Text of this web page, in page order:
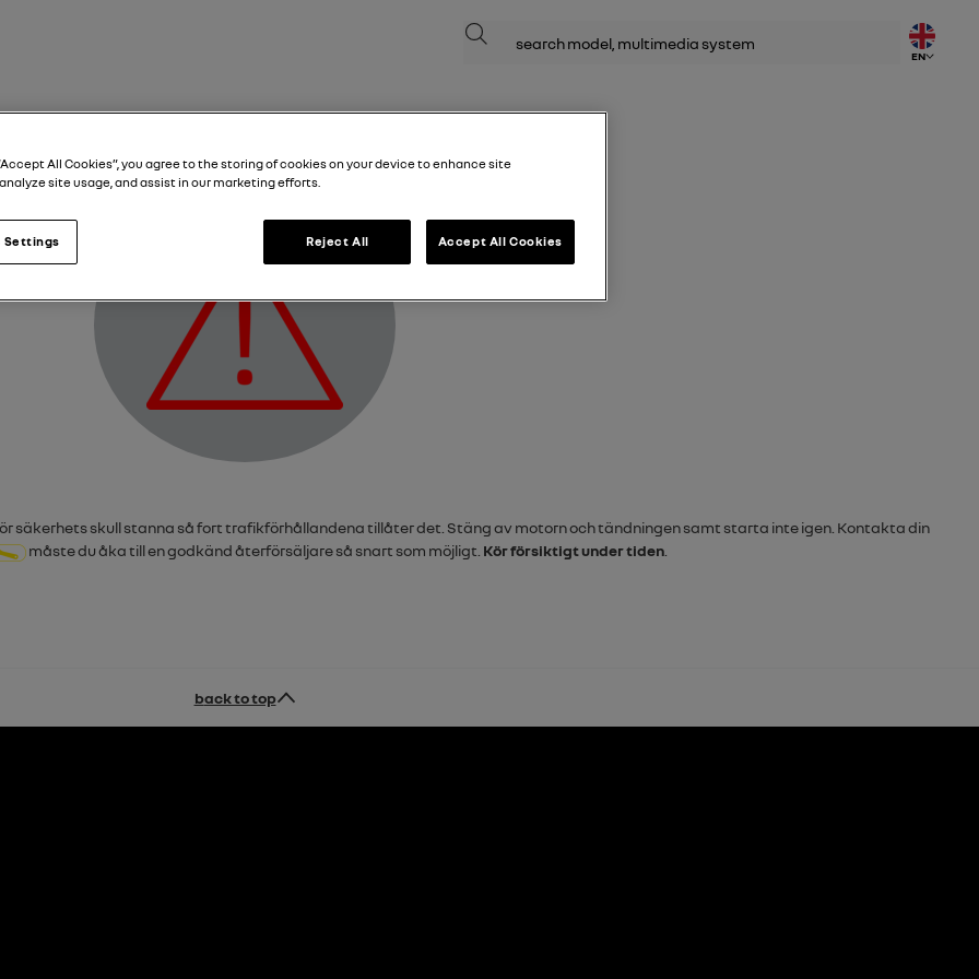
Search
EN
Varningsindikering
säkerhets skull stanna så fort trafikförhållandena tillåter det. Stäng av motorn och tändningen samt starta inte igen. Kontakta din
måste du åka till en godkänd återförsäljare så snart som möjligt. Kör försiktigt under tiden
back to top
All Cookies”, you agree to the storing of cookies on your device to enhance site
site usage, and assist in our marketing efforts.
Reject All Accept All Cookies
Settings